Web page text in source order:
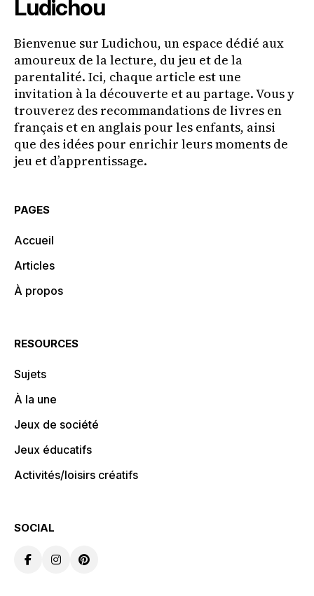
Ludichou
Bienvenue sur Ludichou, un espace dédié aux
amoureux de la lecture, du jeu et de la
parentalité. Ici, chaque article est une
invitation à la découverte et au partage. Vous y
trouverez des recommandations de livres en
français et en anglais pour les enfants, ainsi
que des idées pour enrichir leurs moments de
jeu et d’apprentissage.
PAGES
Accueil
Articles
À propos
RESOURCES
Sujets
À la une
Jeux de société
Jeux éducatifs
Activités/loisirs créatifs
SOCIAL